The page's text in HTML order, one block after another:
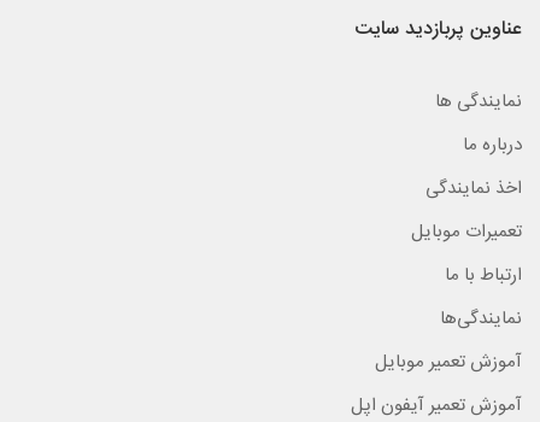
عناوین پربازدید سایت
نمایندگی ها
درباره ما
اخذ نمایندگی
تعمیرات موبایل
ارتباط با ما
نمایندگی‌ها
آموزش تعمیر موبایل
آموزش تعمیر آیفون اپل